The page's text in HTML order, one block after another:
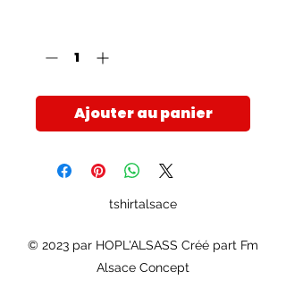
Ajouter au panier
tshirtalsace
© 2023 par HOPL'ALSASS Créé part Fm
Alsace Concept